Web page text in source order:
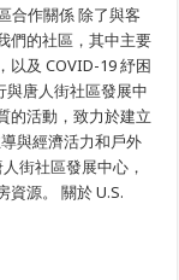
合作關係 除了與客
們的社區，其中主要
以及 COVID-19 紓困
與唐人街社區發展中
的活動，致力於建立
與經濟活力和戶外
街社區發展中心，
資源。 關於 U.S.